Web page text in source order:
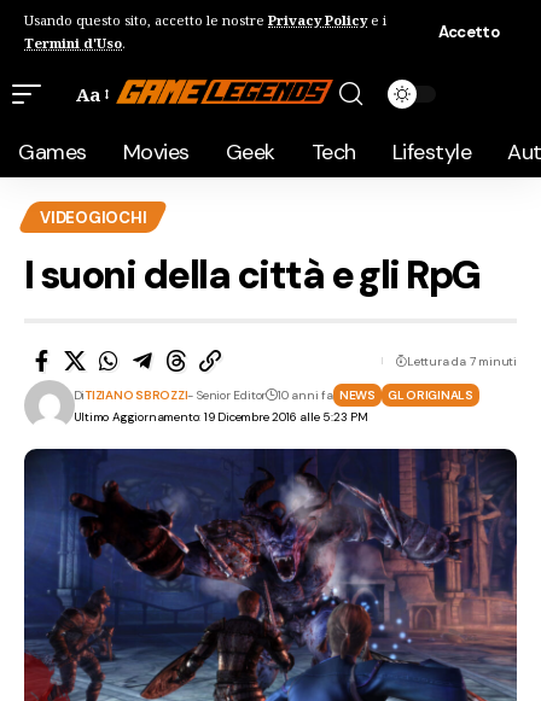
Usando questo sito, accetto le nostre Privacy Policye i
Termini d'Uso.
Accetto
Aa
Games Movies Geek Tech Lifestyle
VIDEOGIOCHI
I suoni della città e gli RpG
Ultimo Aggiornamento: 19 Dicembre 2016 alle 5:23 PM
DiTIZIANO SBROZZI- Senior Editor 10 anni fa NEWS GL ORIGINALS
Lettura da 7 minuti